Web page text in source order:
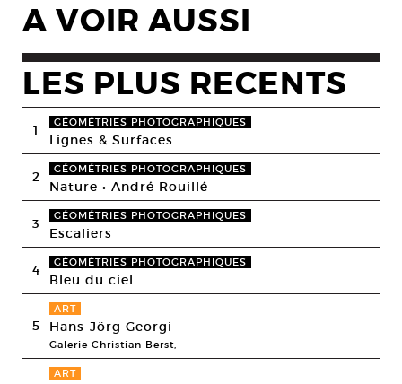
A VOIR AUSSI
LES PLUS RECENTS
1 GÉOMÉTRIES PHOTOGRAPHIQUES
Lignes & Surfaces
2 GÉOMÉTRIES PHOTOGRAPHIQUES
Nature • André Rouillé
3 GÉOMÉTRIES PHOTOGRAPHIQUES
Escaliers
4 GÉOMÉTRIES PHOTOGRAPHIQUES
Bleu du ciel
5
ART
Hans-Jörg Georgi
Galerie Christian Berst,
ART